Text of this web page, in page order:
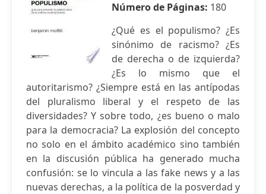
Número de Páginas: 180
¿Qué es el populismo? ¿Es
sinónimo de racismo? ¿Es
de derecha o de izquierda?
¿Es lo mismo que el
autoritarismo? ¿Siempre está en las antípodas
del pluralismo liberal y el respeto de las
diversidades? Y sobre todo, ¿es bueno o malo
para la democracia? La explosión del concepto
no solo en el ámbito académico sino también
en la discusión pública ha generado mucha
confusión: se lo vincula a las fake news y a las
nuevas derechas, a la política de la posverdad y